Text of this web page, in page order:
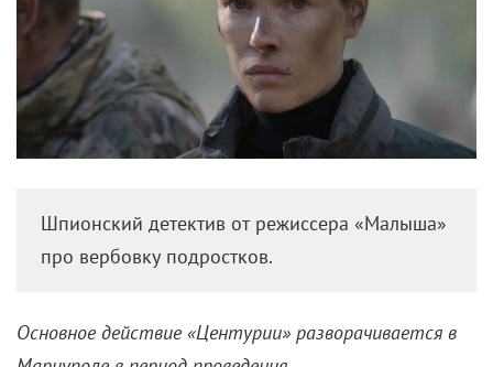
Шпионский детектив от режиссера «Малыша»
про вербовку подростков.
Основное действие «Центурии» разворачивается в